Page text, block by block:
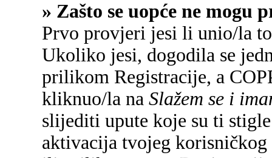
» Zašto se uopće ne mogu
Prvo provjeri jesi li unio/la
Ukoliko jesi, dogodila se
prilikom Registracije, a
kliknuo/la na Slažem se i
slijediti upute koje su ti
aktivacija tvojeg